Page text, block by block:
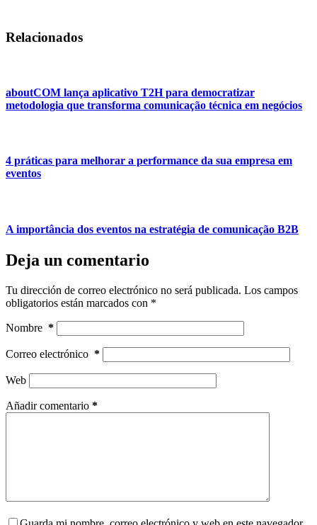
Relacionados
aboutCOM lança aplicativo T2H para democratizar
metodologia que transforma comunicação técnica em negócios
4 práticas para melhorar a performance da sua empresa em
eventos
A importância dos eventos na estratégia de comunicação B2B
Deja un comentario
Tu dirección de correo electrónico no será publicada. Los campos
obligatorios están marcados con *
Nombre *
Correo electrónico *
Web
Añadir comentario *